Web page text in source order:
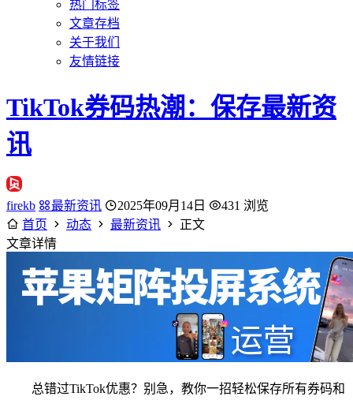
热门标签
文章存档
关于我们
友情链接
TikTok券码热潮：保存最新资
讯
firekb 最新资讯 2025年09月14日
431 浏览
首页
动态 最新资讯
正文
文章详情
总错过TikTok优惠？别急，教你一招轻松保存所有券码和